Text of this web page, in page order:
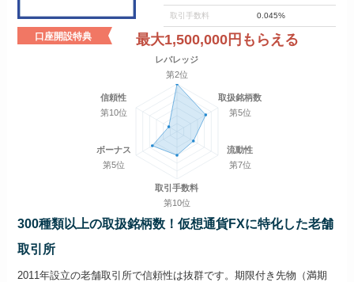
取引手数料 0.045%
口座開設特典 最大1,500,000円もらえる
レバレッジ
第2位
取扱銘柄数
第5位
流動性
第7位
取引手数料
第10位
ボーナス
第5位
信頼性
第10位
300種類以上の取扱銘柄数！仮想通貨FXに特化した老舗
取引所
2011年設立の老舗取引所で信頼性は抜群です。期限付き先物（満期